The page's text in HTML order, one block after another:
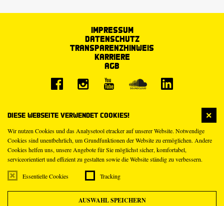
Diese Webseite verwendet Cookies!
Wir nutzen Cookies und das Analysetool etracker auf unserer Website. Notwendige
Cookies sind unentbehrlich, um Grundfunktionen der Website zu ermöglichen. Andere
Cookies helfen uns, unsere Angebote für Sie möglichst sicher, komfortabel,
serviceorientiert und effizient zu gestalten sowie die Website ständig zu verbessern.
Essentielle Cookies Tracking
AUSWAHL SPEICHERN
Impressum
Datenschutz
Transparenzhinweis
Karriere
AGB